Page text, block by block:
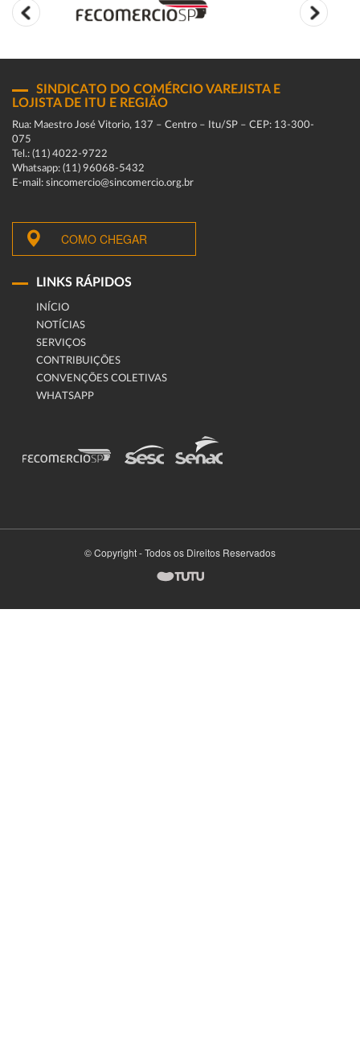
SINDICATO DO COMÉRCIO VAREJISTA E
LOJISTA DE ITU E REGIÃO
Rua: Maestro José Vitorio, 137 – Centro – Itu/SP – CEP: 13-300-
075
Tel.: (11) 4022-9722
Whatsapp: (11) 96068-5432
E-mail: sincomercio@sincomercio.org.br
COMO CHEGAR
LINKS RÁPIDOS
INÍCIO
NOTÍCIAS
SERVIÇOS
CONTRIBUIÇÕES
CONVENÇÕES COLETIVAS
WHATSAPP
© Copyright - Todos os Direitos Reservados